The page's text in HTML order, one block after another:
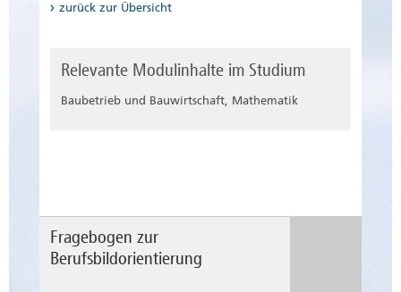
zurück zur Übersicht
Relevante Modulinhalte im Studium
Baubetrieb und Bauwirtschaft, Mathematik
Fragebogen zur
Berufsbildorientierung